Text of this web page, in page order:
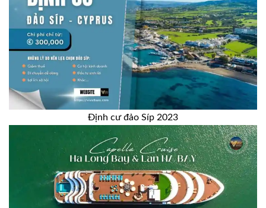
Định cư đảo Síp 2023